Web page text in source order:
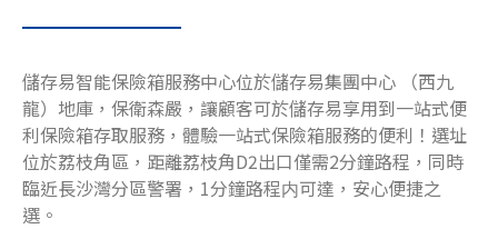
儲存易智能保險箱服務中心位於儲存易集團中心 （西九
龍）地庫，保衛森嚴，讓顧客可於儲存易享用到一站式便
利保險箱存取服務，體驗一站式保險箱服務的便利！選址
位於荔枝角區，距離荔枝角D2出口僅需2分鐘路程，同時
臨近長沙灣分區警署，1分鐘路程内可達，安心便捷之
選。